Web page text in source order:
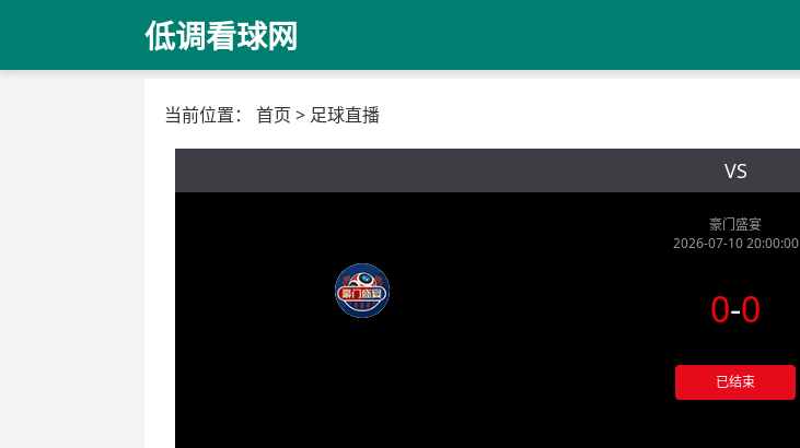
低调看球网
当前位置： 首页 > 足球直播
VS
豪门盛宴
2026-07-10 20:00:00
0-0
已结束